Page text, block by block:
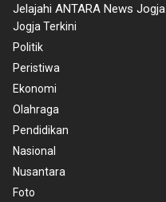
Jelajahi ANTARA News Jogja
Jogja Terkini
Politik
Peristiwa
Ekonomi
Olahraga
Pendidikan
Nasional
Nusantara
Foto